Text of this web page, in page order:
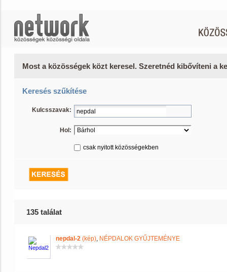
Most a közösségek közt keresel. Szeretnéd kibővíteni a
Keresés szűkítése
Kulcsszavak:
Hol:
csak nyitott közösségekben
135 találat
nepdal-2 (kép), NÉPDALOK GYŰJTEMÉNYE